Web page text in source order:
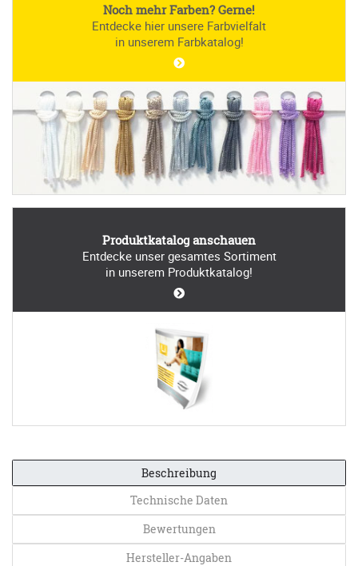
Noch mehr Farben? Gerne!
Entdecke hier unsere Farbvielfalt
in unserem Farbkatalog!
Produktkatalog anschauen
Entdecke unser gesamtes Sortiment
in unserem Produktkatalog!
Beschreibung
Technische Daten
Bewertungen
Hersteller-Angaben